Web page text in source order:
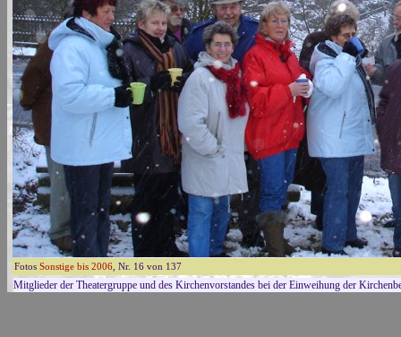
Fotos Sonstige bis 2006 , Nr. 16 von 137
Mitglieder der Theatergruppe und des Kirchenvorstandes bei der Einweihung der